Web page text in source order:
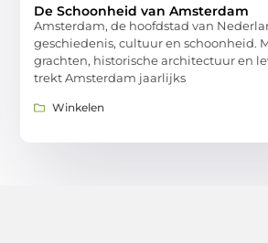
De Schoonheid van Amsterdam
Amsterdam, de hoofdstad van
geschiedenis, cultuur en schoonheid.
grachten, historische architectuur en
trekt Amsterdam jaarlijks
Winkelen